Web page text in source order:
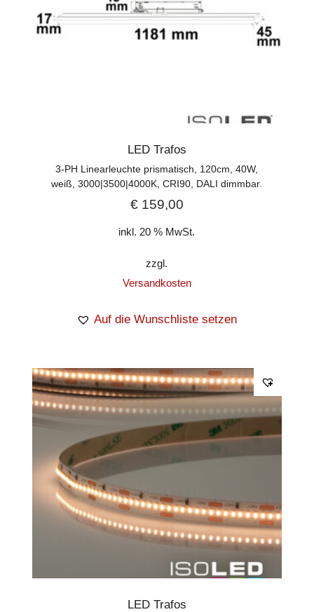
LED Trafos
3-PH Linearleuchte prismatisch, 120cm, 40W,
weiß, 3000|3500|4000K, CRI90, DALI dimmbar.
€159,00
inkl. 20 % MwSt.
zzgl.
Versandkosten
Auf die Wunschliste setzen
LED Trafos